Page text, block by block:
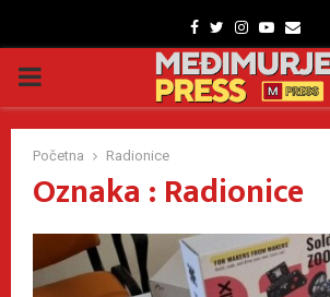
Facebook
TwitterInstagram
Youtube
Email
PRIMARY
MENU
Početna Radionice
Oznaka : Radionice